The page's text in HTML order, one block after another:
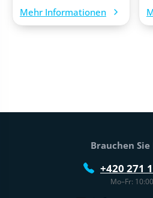
Mehr Informationen
Fußtext der Website
Brauchen Sie
+420 271
Mo–Fr: